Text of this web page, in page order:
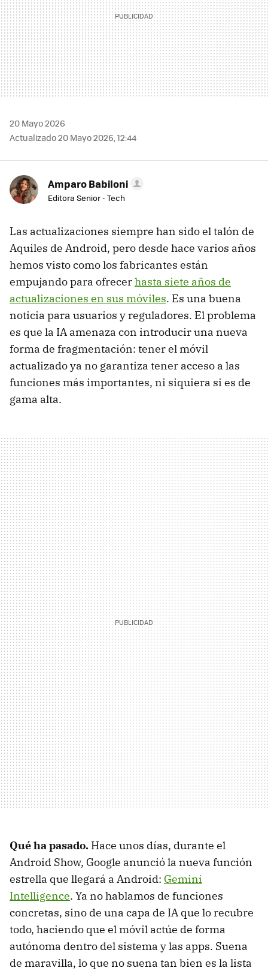
20 Mayo 2026
Actualizado 20 Mayo 2026, 12:44
Amparo Babiloni
Editora Senior - Tech
Las actualizaciones siempre han sido el talón de
Aquiles de Android, pero desde hace varios años
hemos visto como los fabricantes están
empujando para ofrecerhasta siete años de
actualizaciones en sus móviles. Es una buena
noticia para usuarios y reguladores. El problema
es que la IA amenaza con introducir una nueva
forma de fragmentación: tener el móvil
actualizado ya no garantiza tener acceso a las
funciones más importantes, ni siquiera si es de
gama alta.
Qué ha pasado. Hace unos días, durante el
Android Show, Google anunció la nueva función
estrella que llegará a Android: Gemini
Intelligence. Ya no hablamos de funciones
concretas, sino de una capa de IA que lo recubre
todo, haciendo que el móvil actúe de forma
autónoma dentro del sistema y las apps. Suena
de maravilla, lo que no suena tan bien es la lista